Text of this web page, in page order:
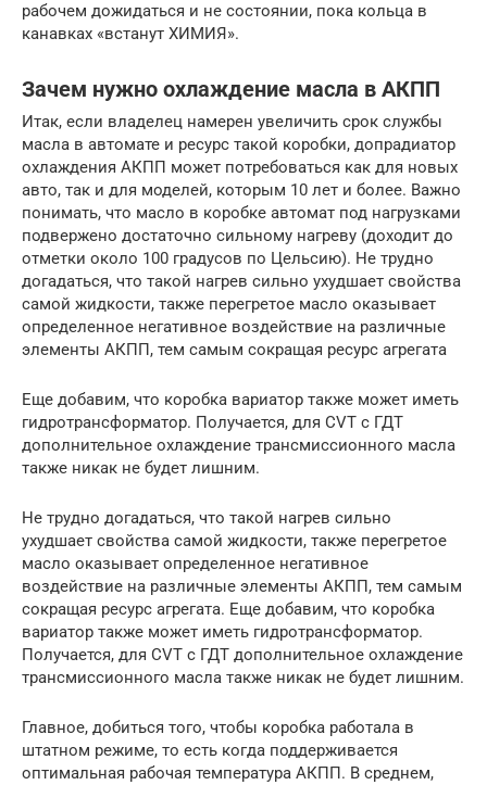
рабочем дожидаться и не состоянии, пока кольца в
канавках «встанут ХИМИЯ».
Зачем нужно охлаждение масла в АКПП
Итак, если владелец намерен увеличить срок службы
масла в автомате и ресурс такой коробки, допрадиатор
охлаждения АКПП может потребоваться как для новых
авто, так и для моделей, которым 10 лет и более. Важно
понимать, что масло в коробке автомат под нагрузками
подвержено достаточно сильному нагреву (доходит до
отметки около 100 градусов по Цельсию). Не трудно
догадаться, что такой нагрев сильно ухудшает свойства
самой жидкости, также перегретое масло оказывает
определенное негативное воздействие на различные
элементы АКПП, тем самым сокращая ресурс агрегата
Еще добавим, что коробка вариатор также может иметь
гидротрансформатор. Получается, для CVT с ГДТ
дополнительное охлаждение трансмиссионного масла
также никак не будет лишним.
Не трудно догадаться, что такой нагрев сильно
ухудшает свойства самой жидкости, также перегретое
масло оказывает определенное негативное
воздействие на различные элементы АКПП, тем самым
сокращая ресурс агрегата. Еще добавим, что коробка
вариатор также может иметь гидротрансформатор.
Получается, для CVT с ГДТ дополнительное охлаждение
трансмиссионного масла также никак не будет лишним.
Главное, добиться того, чтобы коробка работала в
штатном режиме, то есть когда поддерживается
оптимальная рабочая температура АКПП. В среднем,